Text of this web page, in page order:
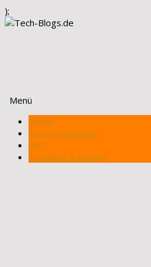
);
Menü
Zum
Inhalt
springen
Artikel
Blog registrieren
FAQ
Produkte & Review